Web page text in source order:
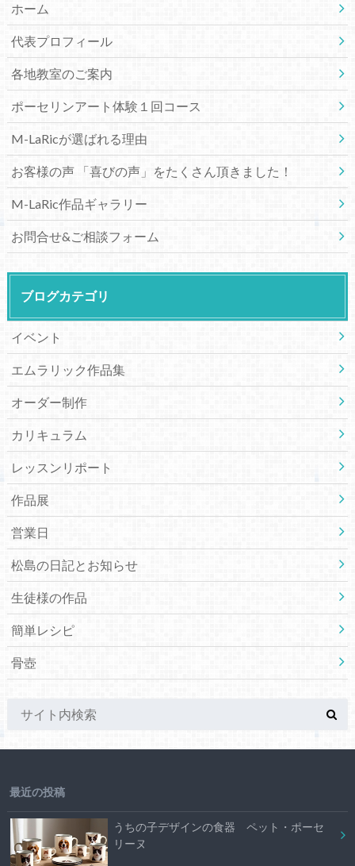
ホーム
代表プロフィール
各地教室のご案内
ポーセリンアート体験１回コース
M-LaRicが選ばれる理由
お客様の声 「喜びの声」をたくさん頂きました！
M-LaRic作品ギャラリー
お問合せ&ご相談フォーム
ブログカテゴリ
イベント
エムラリック作品集
オーダー制作
カリキュラム
レッスンリポート
作品展
営業日
松島の日記とお知らせ
生徒様の作品
簡単レシピ
骨壺
最近の投稿
うちの子デザインの食器 ペット・ポーセ
リーヌ